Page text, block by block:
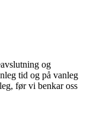
og
tid og på vanleg
før vi benkar oss